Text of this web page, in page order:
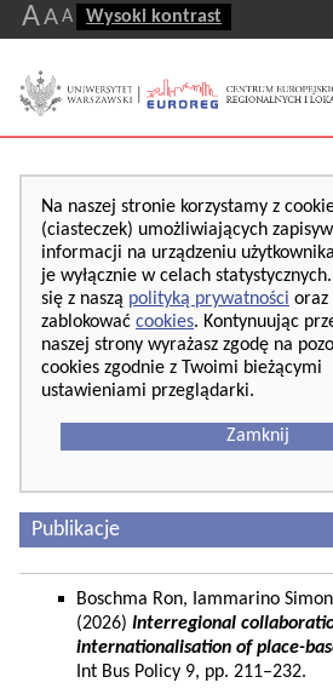
AA A Wysoki kontrast
Na naszej stronie korzystamy z
(ciasteczek) umożliwiających
informacji na urządzeniu
je wyłącznie w celach
się z naszą polityką prywatności oraz
zablokować cookies. Kontynuując
naszej strony wyrażasz zgodę na
cookies zgodnie z Twoimi bieżącymi
ustawieniami przeglądarki.
Zamknij
Publikacje
Boschma Ron, Iammarino
(2026) Interregional
internationalisation of place-
Int Bus Policy 9, pp. 211–232.